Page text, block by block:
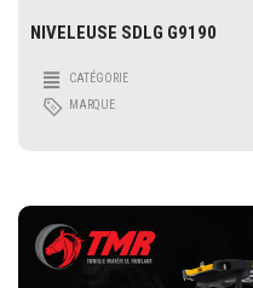
NIVELEUSE SDLG G9190
CATÉGORIE
MARQUE